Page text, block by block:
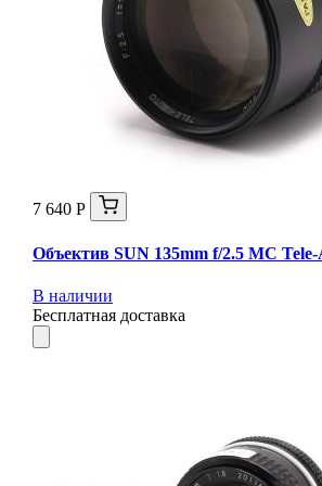
7 640 Р
Объектив SUN 135mm f/2.5 MC
В наличии
Бесплатная доставка